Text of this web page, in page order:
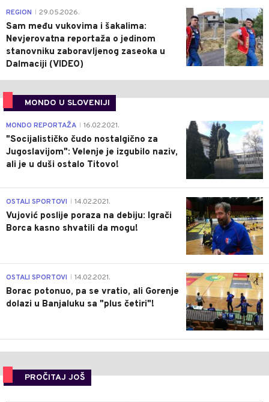
0
REGION 29.05.2026.
Sam među vukovima i šakalima:
Nevjerovatna reportaža o jedinom
stanovniku zaboravljenog zaseoka u
Dalmaciji (VIDEO)
MONDO U SLOVENIJI
4
MONDO REPORTAŽA 16.02.2021.
"Socijalističko čudo nostalgično za
Jugoslavijom": Velenje je izgubilo naziv,
ali je u duši ostalo Titovo!
1
OSTALI SPORTOVI 14.02.2021.
Vujović poslije poraza na debiju: Igrači
Borca kasno shvatili da mogu!
3
OSTALI SPORTOVI 14.02.2021.
Borac potonuo, pa se vratio, ali Gorenje
dolazi u Banjaluku sa "plus četiri"!
PROČITAJ JOŠ